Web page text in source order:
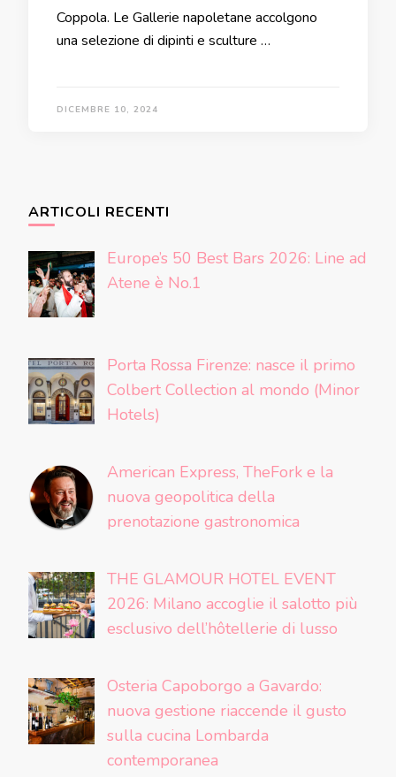
Coppola. Le Gallerie napoletane accolgono
una selezione di dipinti e sculture …
DICEMBRE 10, 2024
ARTICOLI RECENTI
Europe’s 50 Best Bars 2026: Line ad
Atene è No.1
Porta Rossa Firenze: nasce il primo
Colbert Collection al mondo (Minor
Hotels)
American Express, TheFork e la
nuova geopolitica della
prenotazione gastronomica
THE GLAMOUR HOTEL EVENT
2026: Milano accoglie il salotto più
esclusivo dell’hôtellerie di lusso
Osteria Capoborgo a Gavardo:
nuova gestione riaccende il gusto
sulla cucina Lombarda
contemporanea